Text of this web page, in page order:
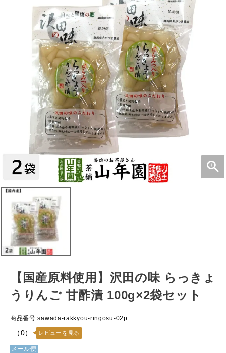
【国産原料使用】沢田の味 らっきょ
うりんご 甘酢漬 100g×2袋セット
商品番号 sawada-rakkyou-ringosu-02p
（0） レビューを見る
メール便